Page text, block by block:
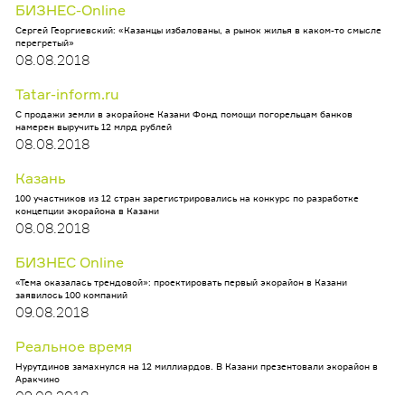
БИЗНЕС-Online
Сергей Георгиевский: «Казанцы избалованы, а рынок жилья в каком-то смысле
перегретый»
08.08.2018
Tatar-inform.ru
С продажи земли в экорайоне Казани Фонд помощи погорельцам банков
намерен выручить 12 млрд рублей
08.08.2018
Казань
100 участников из 12 стран зарегистрировались на конкурс по разработке
концепции экорайона в Казани
08.08.2018
БИЗНЕС Online
«Тема оказалась трендовой»: проектировать первый экорайон в Казани
заявилось 100 компаний
09.08.2018
Реальное время
Нурутдинов замахнулся на 12 миллиардов. В Казани презентовали экорайон в
Аракчино